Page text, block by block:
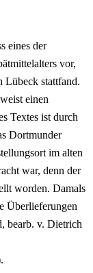
eines der
vor,
Lübeck stattfand.
einen
Textes ist durch
Dortmunder
im alten
war, denn der
worden. Damals
Überlieferungen
bearb. v. Dietrich